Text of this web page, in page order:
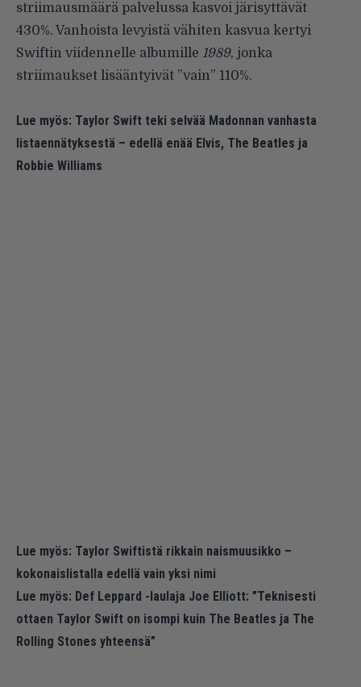
striimausmäärä palvelussa kasvoi järisyttävät
430%. Vanhoista levyistä vähiten kasvua kertyi
Swiftin viidennelle albumille 1989, jonka
striimaukset lisääntyivät ”vain” 110%.
Lue myös: Taylor Swift teki selvää Madonnan vanhasta
listaennätyksestä – edellä enää Elvis, The Beatles ja
Robbie Williams
Lue myös: Taylor Swiftistä rikkain naismuusikko –
kokonaislistalla edellä vain yksi nimi
Lue myös: Def Leppard -laulaja Joe Elliott: ”Teknisesti
ottaen Taylor Swift on isompi kuin The Beatles ja The
Rolling Stones yhteensä”